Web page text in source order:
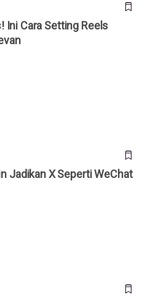
Ini Cara Setting Reels
Jadikan X Seperti WeChat